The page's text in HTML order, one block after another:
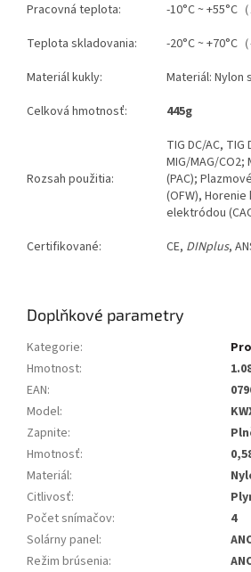
Pracovná teplota:
-10°C ~ +55°C（
Teplota skladovania:
-20°C ~ +70°C（
Materiál kukly:
Materiál:
Celková hmotnosť:
445g
Rozsah použitia:
TIG DC/AC, TIG
MIG/MAG/
(PAC);
(OFW),
elektródou
Certifikované:
CE, DINplus,
Doplňkové parametry
Kategorie:
Hmotnost:
EAN:
Model:
Zapnite:
Hmotnosť:
Materiál:
Citlivosť:
Počet snímačov:
4
Solárny panel:
Režim brúsenia: